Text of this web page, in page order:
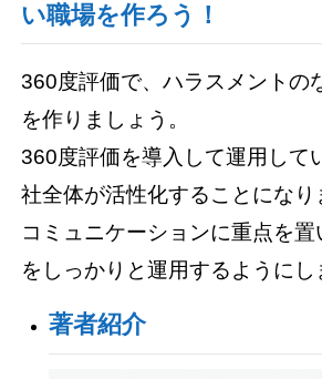
い職場を作ろう！
360度評価で、ハラスメントの
を作りましょう。
360度評価を導入して運用して
社全体が活性化することになり
コミュニケーションに重点を
をしっかりと運用するようにし
著者紹介